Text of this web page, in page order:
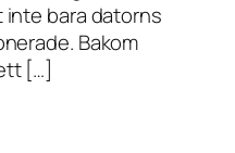
inte bara datorns
Bakom
[…]